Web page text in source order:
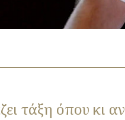
τάξη όπου κι